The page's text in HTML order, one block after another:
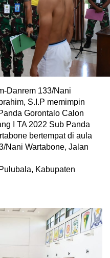
Danrem 133/Nani
S.I.P memimpin
Gorontalo Calon
I TA 2022 Sub Panda
bertempat di aula
Nani Wartabone, Jalan
Kabupaten